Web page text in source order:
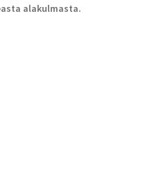
alakulmasta.